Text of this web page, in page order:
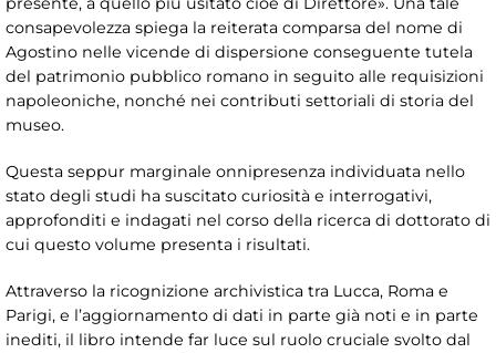
consapevolezza spiega la reiterata comparsa del nome di
Agostino nelle vicende di dispersione conseguente tutela
del patrimonio pubblico romano in seguito alle requisizioni
napoleoniche, nonché nei contributi settoriali di storia del
museo.
Questa seppur marginale onnipresenza individuata nello
stato degli studi ha suscitato curiosità e interrogativi,
approfonditi e indagati nel corso della ricerca di dottorato di
cui questo volume presenta i risultati.
Attraverso la ricognizione archivistica tra Lucca, Roma e
Parigi, e l’aggiornamento di dati in parte già noti e in parte
inediti, il libro intende far luce sul ruolo cruciale svolto dal